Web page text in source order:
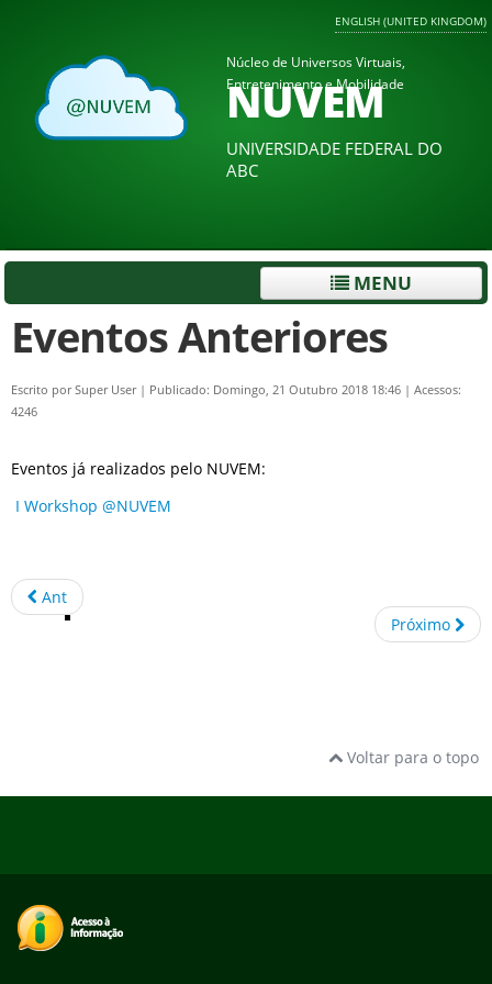
ENGLISH (UNITED KINGDOM)
Núcleo de Universos Virtuais,
Entretenimento e Mobilidade
NUVEM
UNIVERSIDADE FEDERAL DO
ABC
MENU
Eventos Anteriores
Escrito porSuper User | Publicado: Domingo, 21 Outubro 2018 18:46 | Acessos:
4246
Eventos já realizados pelo NUVEM:
I Workshop @NUVEM
Ant
Próximo
Voltar para o topo